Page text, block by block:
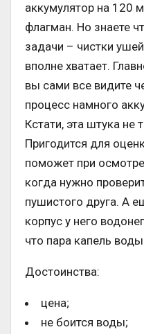
аккумулятор на 120
флагман. Но знаете
задачи – чистки
вполне хватает.
вы сами все видите
процесс намного
Кстати, эта штука не
Пригодится для
поможет при
когда нужно
пушистого друга. А
корпус у него
что пара капель
Достоинства:
цена;
не боится воды;